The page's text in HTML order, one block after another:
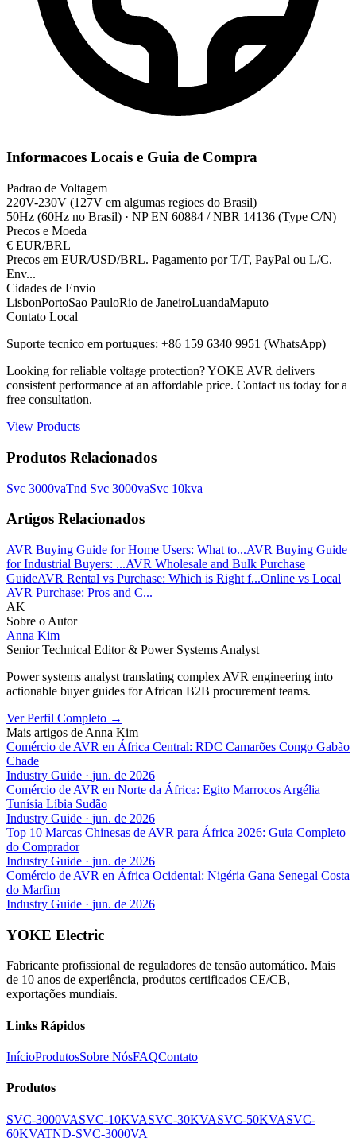
Informacoes Locais e Guia de Compra
Padrao de Voltagem
220V-230V (127V em algumas regioes do Brasil)
50Hz (60Hz no Brasil) · NP EN 60884 / NBR 14136 (Type C/N)
Precos e Moeda
€ EUR/BRL
Precos em EUR/USD/BRL. Pagamento por T/T, PayPal ou L/C.
Env...
Cidades de Envio
LisbonPortoSao PauloRio de JaneiroLuandaMaputo
Contato Local
Suporte tecnico em portugues: +86 159 6340 9951 (WhatsApp)
Looking for reliable voltage protection? YOKE AVR delivers
consistent performance at an affordable price. Contact us today for a
free consultation.
View Products
Produtos Relacionados
Svc 3000vaTnd Svc 3000vaSvc 10kva
Artigos Relacionados
AVR Buying Guide for Home Users: What to...AVR Buying Guide
for Industrial Buyers: ...AVR Wholesale and Bulk Purchase
GuideAVR Rental vs Purchase: Which is Right f...Online vs Local
AVR Purchase: Pros and C...
AK
Sobre o Autor
Anna Kim
Senior Technical Editor & Power Systems Analyst
Power systems analyst translating complex AVR engineering into
actionable buyer guides for African B2B procurement teams.
Ver Perfil Completo →
Mais artigos de Anna Kim
Comércio de AVR en África Central: RDC Camarões Congo Gabão
Chade
Industry Guide · jun. de 2026
Comércio de AVR en Norte da África: Egito Marrocos Argélia
Tunísia Líbia Sudão
Industry Guide · jun. de 2026
Top 10 Marcas Chinesas de AVR para África 2026: Guia Completo
do Comprador
Industry Guide · jun. de 2026
Comércio de AVR en África Ocidental: Nigéria Gana Senegal Costa
do Marfim
Industry Guide · jun. de 2026
YOKE Electric
Fabricante profissional de reguladores de tensão automático. Mais
de 10 anos de experiência, produtos certificados CE/CB,
exportações mundiais.
Links Rápidos
InícioProdutosSobre NósFAQContato
Produtos
SVC-3000VASVC-10KVASVC-30KVASVC-50KVASVC-
60KVATND-SVC-3000VA